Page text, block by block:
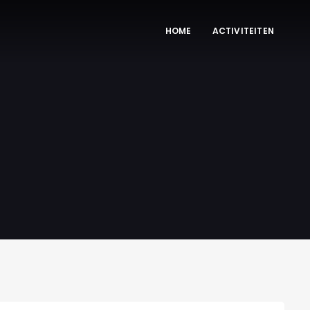
HOME ACTIVITEITEN